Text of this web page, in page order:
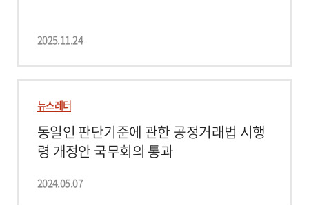
2025.11.24
뉴스레터
동일인 판단기준에 관한 공정거래법 시행
령 개정안 국무회의 통과
2024.05.07